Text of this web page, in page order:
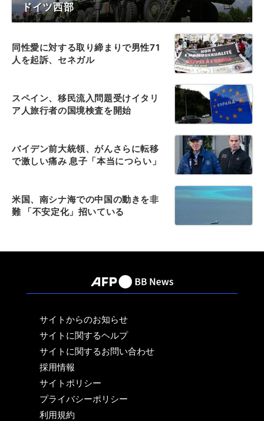
ドイツ西部
同性愛に対する取り締まりで男性71
人を起訴、セネガル
スペイン、移民流入問題受けイタリ
ア人旅行者の国境検査を開始
バイデン前大統領、がんさらに転移
で激しい痛み 息子「本当につらい」
米国、南シナ海での中国の動きを非
難 「不安定化」招いている
サイトからのお知らせ
サイトに関するヘルプ
サイトに関するお問い合わせ
採用情報
サイトポリシー
プライバシーポリシー
利用規約